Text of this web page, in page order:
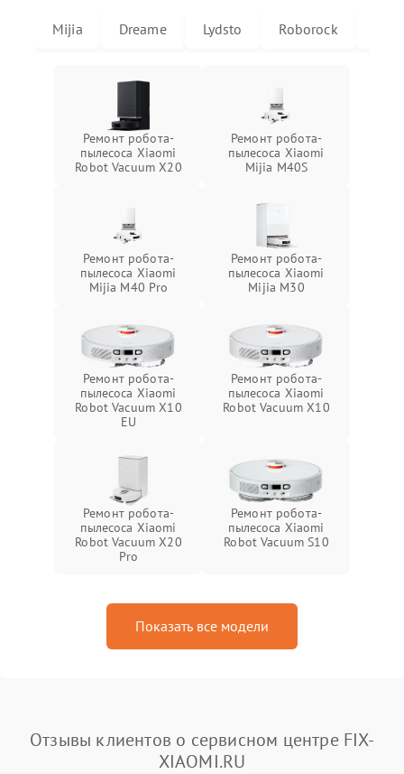
Mijia Dreame Lydsto Roborock
Ремонт робота-
пылесоса Xiaomi
Robot Vacuum X20
Ремонт робота-
пылесоса Xiaomi
Mijia M40S
Ремонт робота-
пылесоса Xiaomi
Mijia M40 Pro
Ремонт робота-
пылесоса Xiaomi
Mijia M30
Ремонт робота-
пылесоса Xiaomi
Robot Vacuum X10
EU
Ремонт робота-
пылесоса Xiaomi
Robot Vacuum X10
Ремонт робота-
пылесоса Xiaomi
Robot Vacuum X20
Pro
Ремонт робота-
пылесоса Xiaomi
Robot Vacuum S10
Показать все модели
Отзывы клиентов о сервисном центре FIX-
XIAOMI.RU